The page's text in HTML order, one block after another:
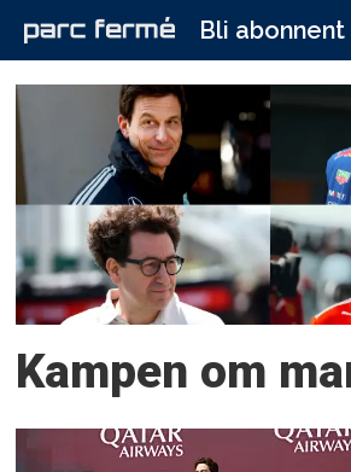
Bli abonnent
Tag:
audi
Kampen om